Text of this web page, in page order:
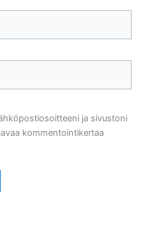
ja sivustoni
kommentointikertaa